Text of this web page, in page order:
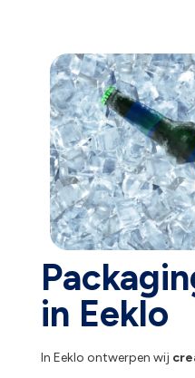
in Eeklo
In Eeklo ontwerpen wij